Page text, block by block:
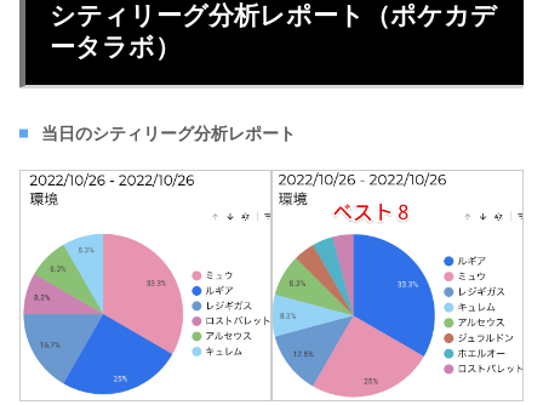
シティリーグ分析レポート（ポケカデ
ータラボ）
当日のシティリーグ分析レポート